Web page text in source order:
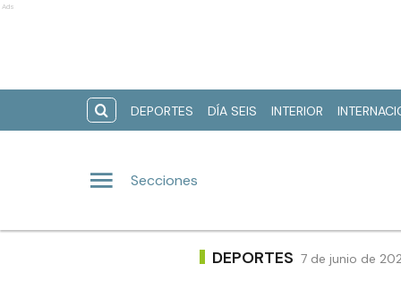
Ads
DEPORTES DÍA SEIS INTERIOR
Secciones
DEPORTES 7 de junio de